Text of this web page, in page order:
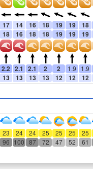
17 14 16 18 19 19 18
18 16 18 18 19 19 19
2.2 2.1 2.1 2 2 1.9 1.9
13 13 13 13 12 12 12
23 24 24 25 25 25 25
96 100 87 72 47 52 61